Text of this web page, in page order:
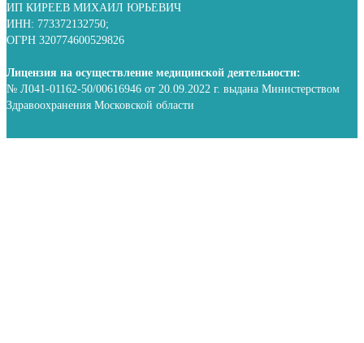
ИП КИРЕЕВ МИХАИЛ ЮРЬЕВИЧ
ИНН: 773372132750;
ОГРН 320774600529826
Лицензия на осуществление медицинской деятельности:
№ Л041-01162-50/00616946 от 20.09.2022 г. выдана Министерством
Здравоохранения Московской области